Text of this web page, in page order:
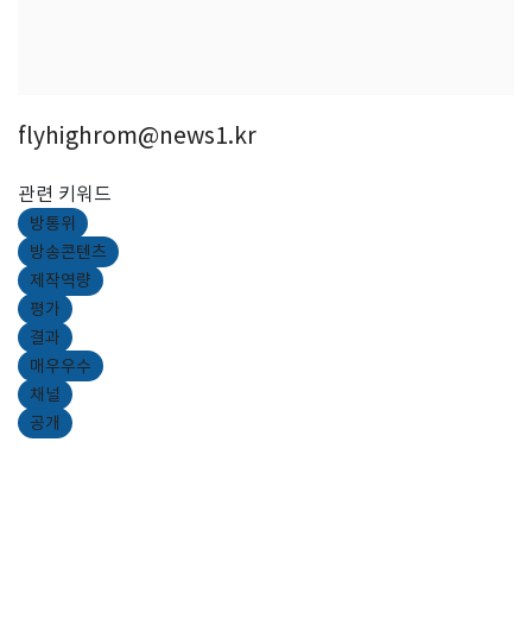
flyhighrom@news1.kr
관련 키워드
방통위
방송콘텐츠
제작역량
평가
결과
매우우수
채널
공개